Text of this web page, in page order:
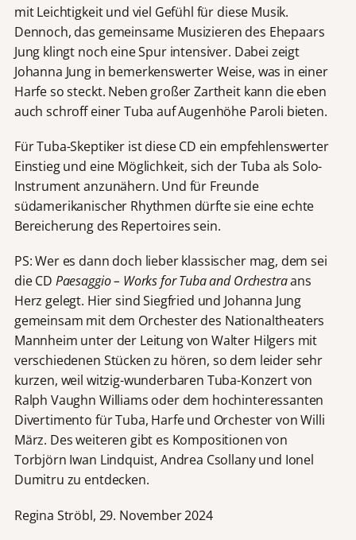
mit Leichtigkeit und viel Gefühl für diese Musik.
Dennoch, das gemeinsame Musizieren des Ehepaars
Jung klingt noch eine Spur intensiver. Dabei zeigt
Johanna Jung in bemerkenswerter Weise, was in einer
Harfe so steckt. Neben großer Zartheit kann die eben
auch schroff einer Tuba auf Augenhöhe Paroli bieten.
Für Tuba-Skeptiker ist diese CD ein empfehlenswerter
Einstieg und eine Möglichkeit, sich der Tuba als Solo-
Instrument anzunähern. Und für Freunde
südamerikanischer Rhythmen dürfte sie eine echte
Bereicherung des Repertoires sein.
PS: Wer es dann doch lieber klassischer mag, dem sei
die CD Paesaggio – Works for Tuba and Orchestraans
Herz gelegt. Hier sind Siegfried und Johanna Jung
gemeinsam mit dem Orchester des Nationaltheaters
Mannheim unter der Leitung von Walter Hilgers mit
verschiedenen Stücken zu hören, so dem leider sehr
kurzen, weil witzig-wunderbaren Tuba-Konzert von
Ralph Vaughn Williams oder dem hochinteressanten
Divertimento für Tuba, Harfe und Orchester von Willi
März. Des weiteren gibt es Kompositionen von
Torbjörn Iwan Lindquist, Andrea Csollany und Ionel
Dumitru zu entdecken.
Regina Ströbl, 29. November 2024